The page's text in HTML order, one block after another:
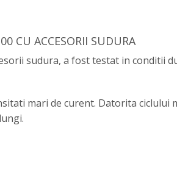
CU ACCESORII SUDURA
sudura, a fost testat in conditii
mari de curent. Datorita ciclului